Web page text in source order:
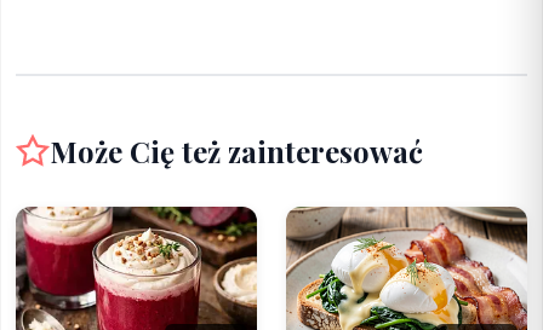
Może Cię też zainteresować